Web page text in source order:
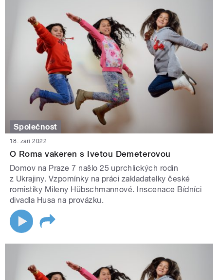
Společnost
18. září 2022
O Roma vakeren s Ivetou Demeterovou
Domov na Praze 7 našlo 25 uprchlických rodin
z Ukrajiny. Vzpomínky na práci zakladatelky české
romistiky Mileny Hübschmannové. Inscenace Bídníci
divadla Husa na provázku.